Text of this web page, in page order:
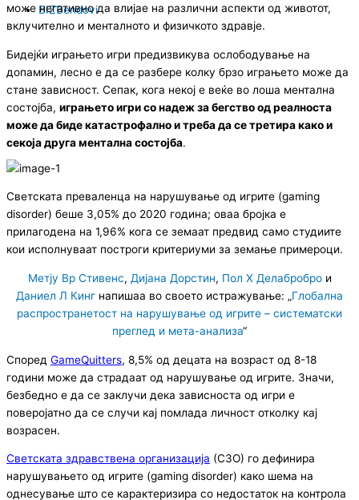
BIZBendovi
може негативно да влијае на различни аспекти од животот,
вклучително и менталното и физичкото здравје.
Бидејќи играњето игри предизвикува ослободување на
допамин, лесно е да се разбере колку брзо играњето може да
стане зависност. Сепак, кога некој е веќе во лоша ментална
состојба, играњето игри со надеж за бегство од реалноста
може да биде катастрофално и треба да се третира како и
секоја друга ментална состојба.
Светската преваленца на нарушување од игрите (gaming
disorder) беше 3,05% до 2020 година; оваа бројка е
прилагодена на 1,96% кога се земаат предвид само студиите
кои исполнуваат построги критериуми за земање примероци.
Метју Вр Стивенс, Дијана Дорстин, Пол Х Делаброброи
Даниел Л Кинг напишаа во своето истражување: „Глобална
распространетост на нарушување од игрите – систематски
преглед и мета-анализа“
Според GameQuitters, 8,5% од децата на возраст од 8-18
години може да страдаат од нарушување од игрите. Значи,
безбедно е да се заклучи дека зависноста од игри е
поверојатно да се случи кај помлада личност отколку кај
возрасен.
Светската здравствена организација (СЗО) го дефинира
нарушувањето од игрите (gaming disorder) како шема на
однесување што се карактеризира со недостаток на контрола